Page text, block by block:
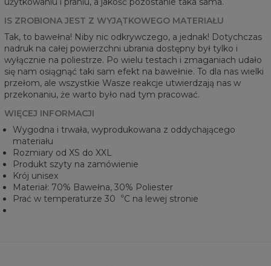
IS ZROBIONA JEST Z WYJĄTKOWEGO MATERIAŁU
Tak, to bawełna! Niby nic odkrywczego, a jednak! Dotychczas
nadruk na całej powierzchni ubrania dostępny był tylko i
wyłącznie na poliestrze. Po wielu testach i zmaganiach udało
się nam osiągnąć taki sam efekt na bawełnie. To dla nas wielki
przełom, ale wszystkie Wasze reakcje utwierdzają nas w
przekonaniu, że warto było nad tym pracować.
WIĘCEJ INFORMACJI
Wygodna i trwała, wyprodukowana z oddychającego
materiału
Rozmiary od XS do XXL
Produkt szyty na zamówienie
Krój unisex
Materiał: 70% Bawełna, 30% Poliester
Prać w temperaturze 30︒C na lewej stronie